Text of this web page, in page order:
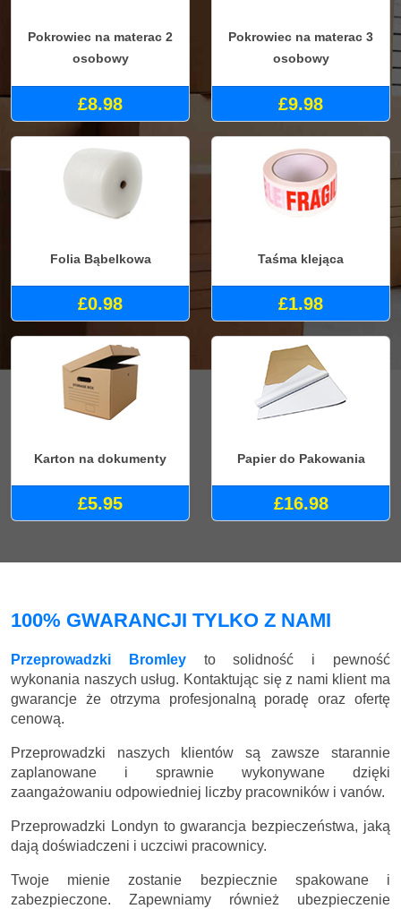
Pokrowiec na materac 2
osobowy
£8.98
Pokrowiec na materac 3
osobowy
£9.98
Folia Bąbelkowa
£0.98
Taśma klejąca
£1.98
Karton na dokumenty
£5.95
Papier do Pakowania
£16.98
100% GWARANCJI TYLKO Z NAMI
Przeprowadzki Bromleyto solidność i pewność
wykonania naszych usług. Kontaktując się z nami klient ma
gwarancje że otrzyma profesjonalną poradę oraz ofertę
cenową.
Przeprowadzki naszych klientów są zawsze starannie
zaplanowane i sprawnie wykonywane dzięki
zaangażowaniu odpowiedniej liczby pracowników i vanów.
Przeprowadzki Londyn to gwarancja bezpieczeństwa, jaką
dają doświadczeni i uczciwi pracownicy.
Twoje mienie zostanie bezpiecznie spakowane i
zabezpieczone. Zapewniamy również ubezpieczenie